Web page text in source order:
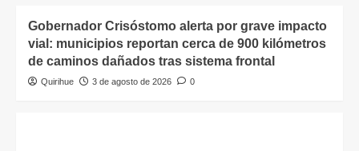
Gobernador Crisóstomo alerta por grave impacto
vial: municipios reportan cerca de 900 kilómetros
de caminos dañados tras sistema frontal
Quirihue 3 de agosto de 2026 0